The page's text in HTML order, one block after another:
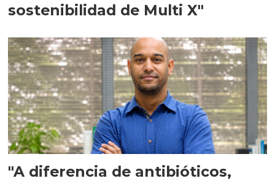
sostenibilidad de Multi X"
"A diferencia de antibióticos,